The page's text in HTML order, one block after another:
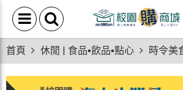
首頁 休閒 | 食品▪飲品▪點心 時令美